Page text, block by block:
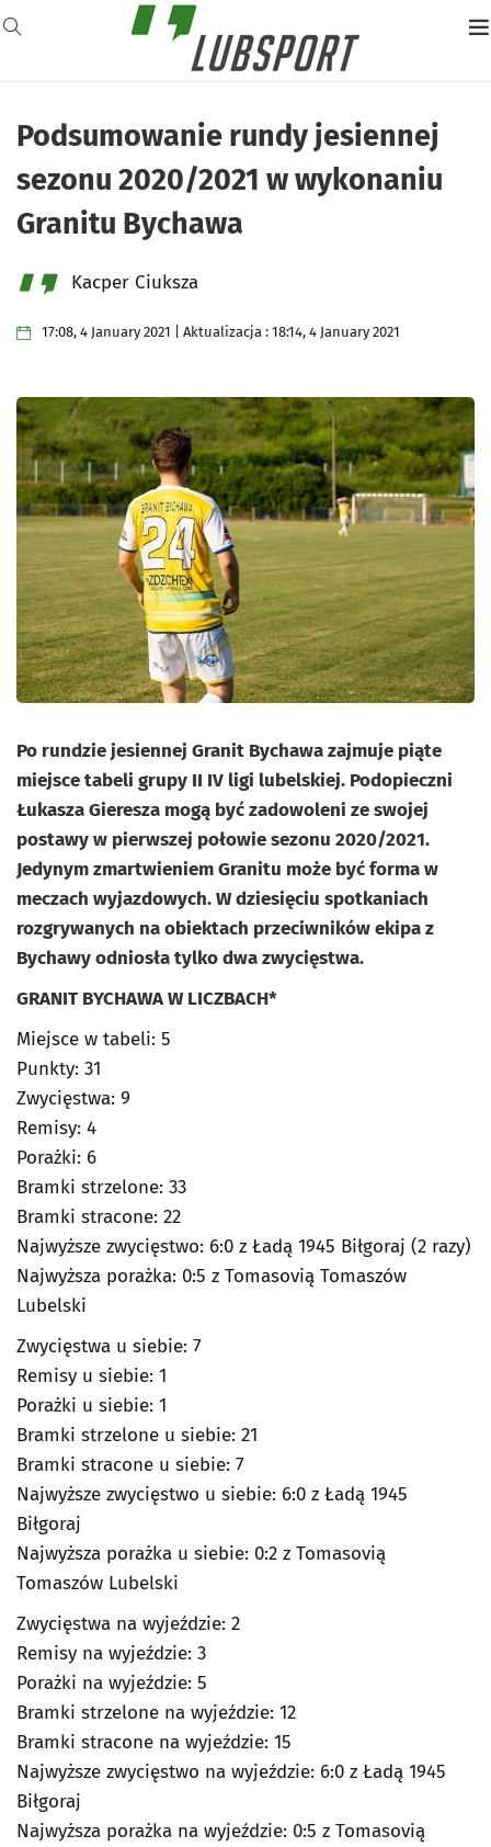
Podsumowanie rundy jesiennej
sezonu 2020/2021 w wykonaniu
Granitu Bychawa
Kacper Ciuksza
17:08, 4 January 2021 | Aktualizacja : 18:14, 4 January 2021
Po rundzie jesiennej Granit Bychawa zajmuje piąte
miejsce tabeli grupy II IV ligi lubelskiej. Podopieczni
Łukasza Gieresza mogą być zadowoleni ze swojej
postawy w pierwszej połowie sezonu 2020/2021.
Jedynym zmartwieniem Granitu może być forma w
meczach wyjazdowych. W dziesięciu spotkaniach
rozgrywanych na obiektach przeciwników ekipa z
Bychawy odniosła tylko dwa zwycięstwa.
GRANIT BYCHAWA W LICZBACH*
Miejsce w tabeli: 5
Punkty: 31
Zwycięstwa: 9
Remisy: 4
Porażki: 6
Bramki strzelone: 33
Bramki stracone: 22
Najwyższe zwycięstwo: 6:0 z Ładą 1945 Biłgoraj (2 razy)
Najwyższa porażka: 0:5 z Tomasovią Tomaszów
Lubelski
Zwycięstwa u siebie: 7
Remisy u siebie: 1
Porażki u siebie: 1
Bramki strzelone u siebie: 21
Bramki stracone u siebie: 7
Najwyższe zwycięstwo u siebie: 6:0 z Ładą 1945
Biłgoraj
Najwyższa porażka u siebie: 0:2 z Tomasovią
Tomaszów Lubelski
Zwycięstwa na wyjeździe: 2
Remisy na wyjeździe: 3
Porażki na wyjeździe: 5
Bramki strzelone na wyjeździe: 12
Bramki stracone na wyjeździe: 15
Najwyższe zwycięstwo na wyjeździe: 6:0 z Ładą 1945
Biłgoraj
Najwyższa porażka na wyjeździe: 0:5 z Tomasovią